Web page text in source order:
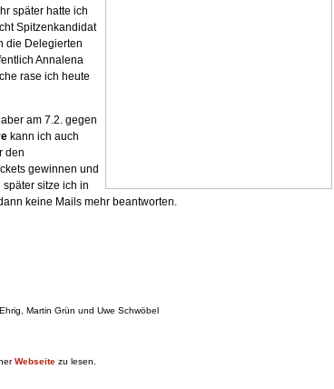
später hatte ich
Spitzenkandidat
die Delegierten
Annalena
rase ich heute
am 7.2. gegen
kann ich auch
den
gewinnen und
sitze ich in
keine Mails mehr beantworten.
Martin Grün und Uwe Schwöbel
Webseite zu lesen.